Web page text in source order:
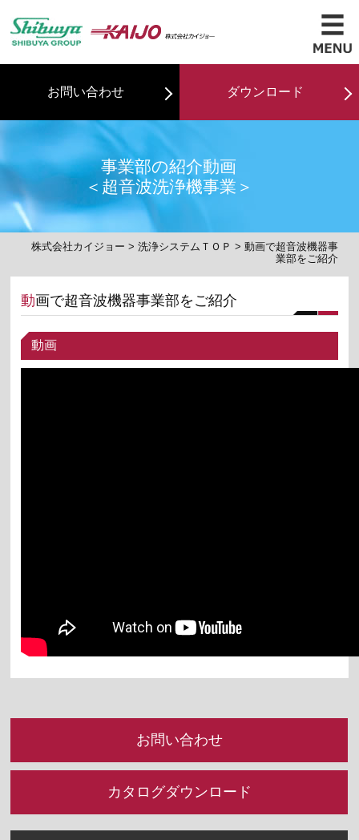
お問い合わせ ダウンロード
株式会社カイジョー > 洗浄システムＴＯＰ > 動画で超音波機器事
業部をご紹介
事業部の紹介動画
＜超音波洗浄機事業＞
動画で超音波機器事業部をご紹介
動画
お問い合わせ
カタログダウンロード